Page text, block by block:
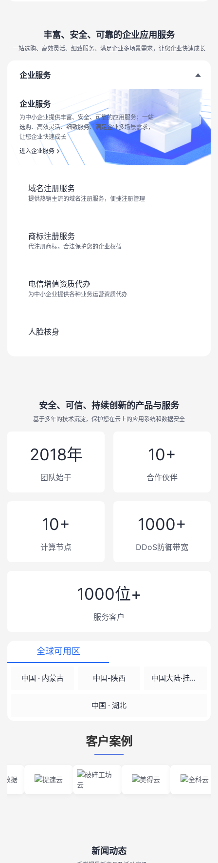
丰富、安全、可靠的企业应用服务
一站选购、高效灵活、细致服务、满足企业多场景需求，让您企业快速成长
企业服务
企业服务
为中小企业提供丰富、安全、可靠的应用服务；一站
选购、高效灵活、细致服务、满足企业多场景需求，
让您企业快速成长
进入企业服务
域名注册服务
提供热销主流的域名注册服务，便捷注册管理
商标注册服务
代注册商标，合法保护您的企业权益
电信增值资质代办
为中小企业提供各种业务运营资质代办
人脸核身
安全、可信、持续创新的产品与服务
基于多年的技术沉淀，保护您在云上的应用系统和数据安全
2018年
团队始于
10+
合作伙伴
10+
计算节点
1000+
DDoS防御带宽
1000位+
服务客户
全球可用区
中国 · 内蒙古 中国-陕西 中国大陆·挂机宝
中国 · 湖北
客户案例
新闻动态